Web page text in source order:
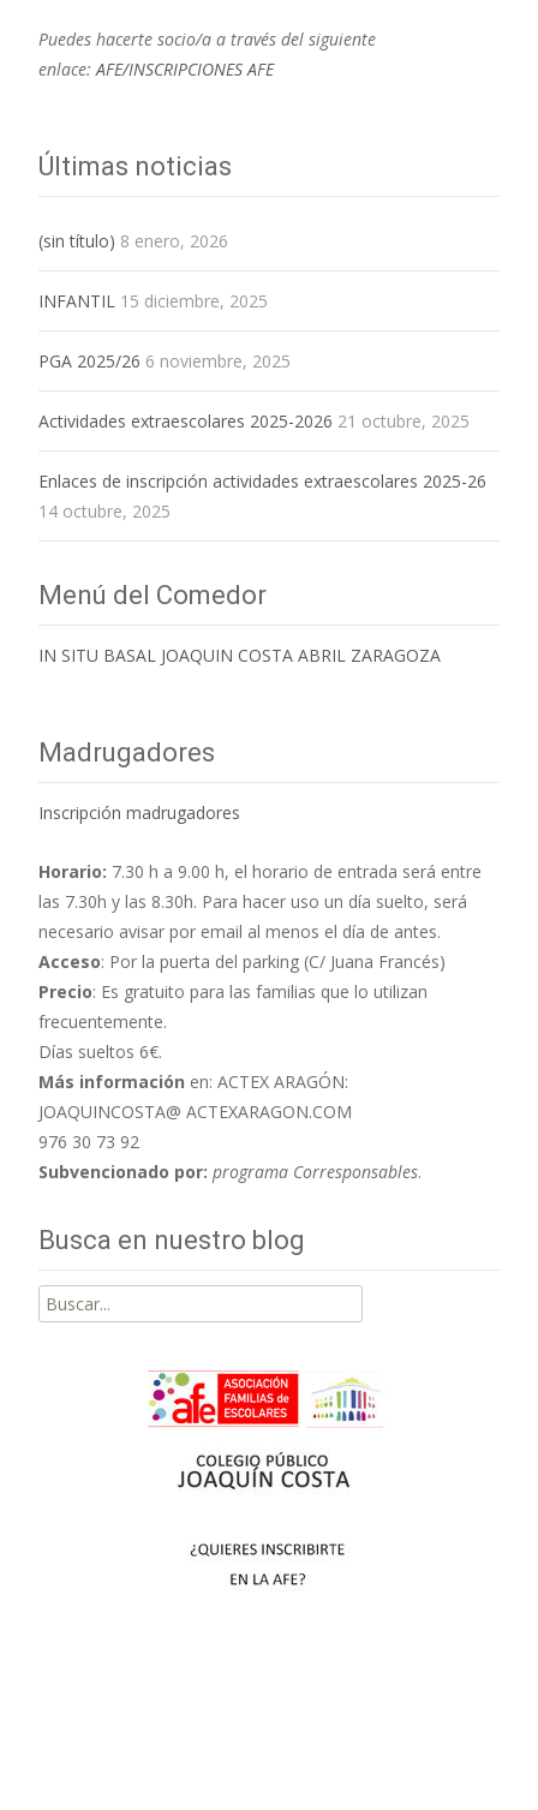
Puedes hacerte socio/a a través del siguiente
enlace:AFE/INSCRIPCIONES AFE
Últimas noticias
(sin título) 8 enero, 2026
INFANTIL 15 diciembre, 2025
PGA 2025/26 6 noviembre, 2025
Actividades extraescolares 2025-2026 21 octubre, 2025
Enlaces de inscripción actividades extraescolares 2025-26
14 octubre, 2025
Menú del Comedor
IN SITU BASAL JOAQUIN COSTA ABRIL ZARAGOZA
Madrugadores
Inscripción madrugadores
Horario: 7.30 h a 9.00 h, el horario de entrada será entre
las 7.30h y las 8.30h. Para hacer uso un día suelto, será
necesario avisar por email al menos el día de antes.
Acceso: Por la puerta del parking (C/ Juana Francés)
Precio: Es gratuito para las familias que lo utilizan
frecuentemente.
Días sueltos 6€.
Más información en: ACTEX ARAGÓN:
JOAQUINCOSTA@ ACTEXARAGON.COM
976 30 73 92
Subvencionado por: programa Corresponsables.
Busca en nuestro blog
Buscar
por: